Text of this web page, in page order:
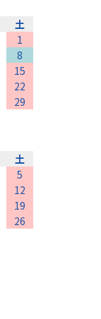
土
1
8
15
22
29
土
5
12
19
26